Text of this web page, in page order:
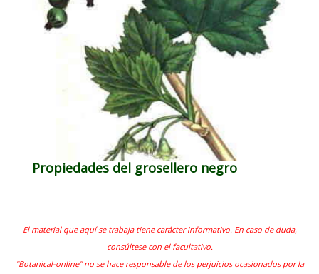
Propiedades del grosellero negro
El material que aquí se trabaja tiene carácter informativo. En caso de duda,
consúltese con el facultativo.
"Botanical-online" no se hace responsable de los perjuicios ocasionados por la